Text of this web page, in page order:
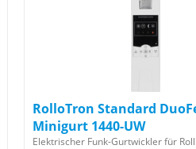
RolloTron Standard
Minigurt 1440-UW
Elektrischer Funk-Gurtwickler für